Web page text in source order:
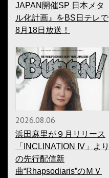
JAPAN開催SP 日本メタ
ル化計画』をBS日テレで
8月18日放送！
2026.08.06
浜田麻里が９月リリース
「INCLINATION IV」より
の先行配信新
曲“Rhapsodiaris”のＭＶ